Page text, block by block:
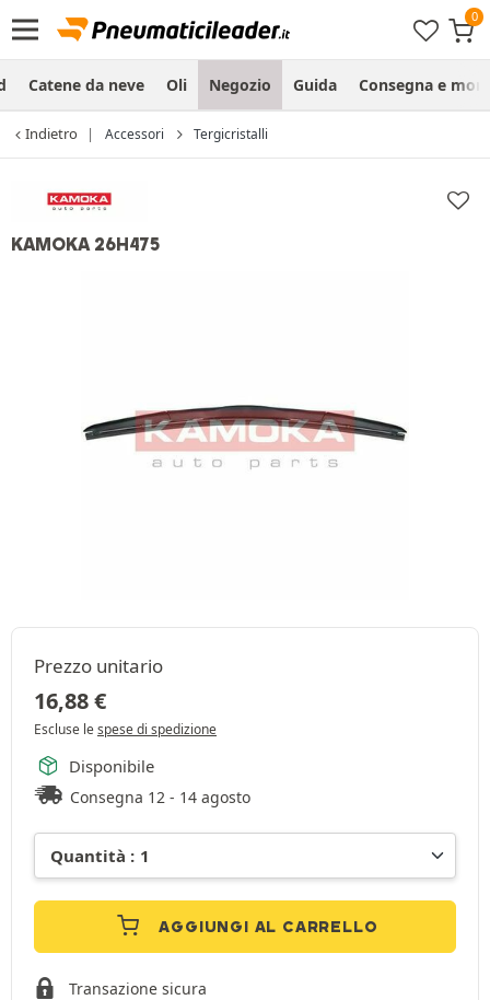
Catene da neve Oli Negozio Guida Consegna e
Indietro Accessori Tergicristalli
KAMOKA 26H475
Prezzo unitario
16,88€
Escluse lespese di spedizione
Disponibile
Consegna 12 - 14 agosto
AGGIUNGI AL CARRELLO
Transazione sicura